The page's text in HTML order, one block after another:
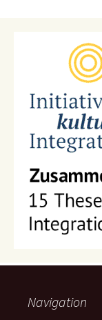
Navigation